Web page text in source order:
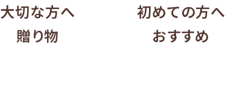
大切な方へ
贈り物
初めての方へ
おすすめ